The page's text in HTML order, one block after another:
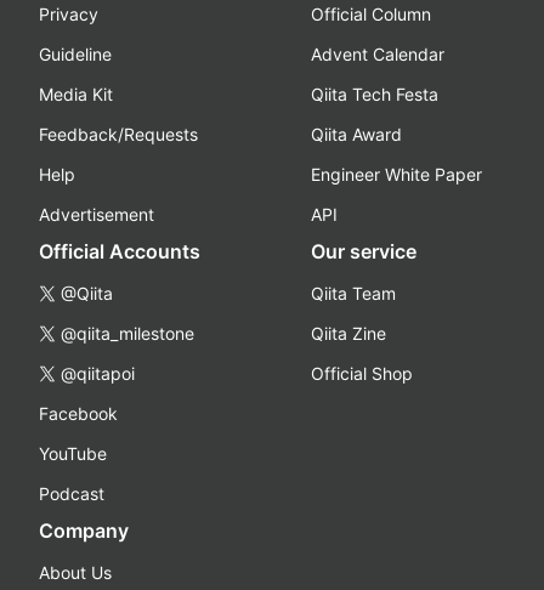
Privacy
Guideline
Media Kit
Feedback/Requests
Help
Advertisement
Official Column
Advent Calendar
Qiita Tech Festa
Qiita Award
Engineer White Paper
API
Official Accounts
@Qiita
@qiita_milestone
@qiitapoi
Facebook
YouTube
Podcast
Our service
Qiita Team
Qiita Zine
Official Shop
Company
About Us